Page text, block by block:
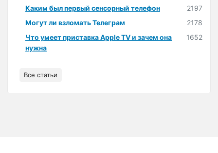
Каким был первый сенсорный телефон
2197
Могут ли взломать Телеграм
2178
Что умеет приставка Apple TV и зачем она
нужна
1652
Все статьи